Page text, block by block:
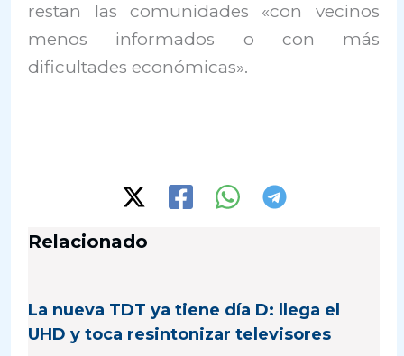
restan las comunidades «con vecinos
menos informados o con más
dificultades económicas».
Relacionado
La nueva TDT ya tiene día D: llega el
UHD y toca resintonizar televisores